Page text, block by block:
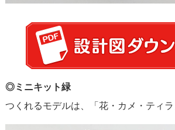
◎ミニキット緑
つくれるモデルは、「花・カメ・ティラ